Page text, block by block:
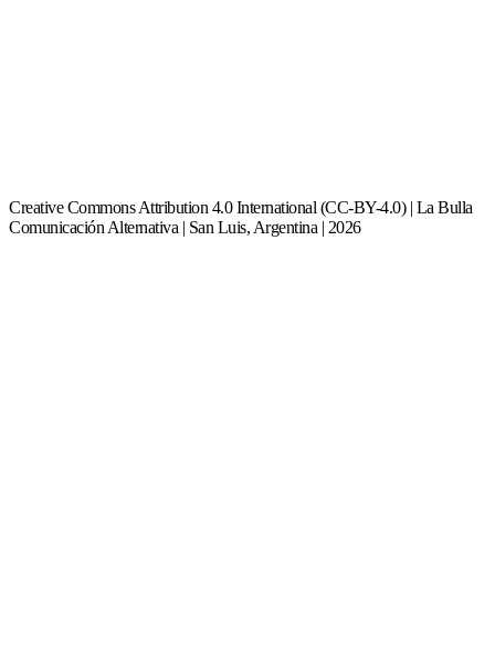
Creative Commons Attribution 4.0 International (CC-BY-4.0) | La Bulla
Comunicación Alternativa | San Luis, Argentina | 2026